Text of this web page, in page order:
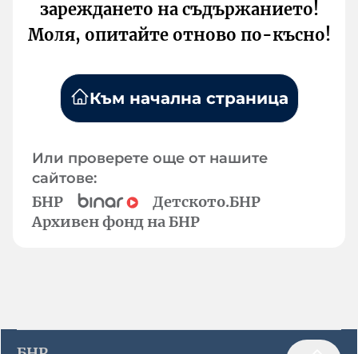
зареждането на съдържанието!
Моля, опитайте отново по-късно!
Към начална страница
Или проверете още от нашите
сайтове:
БНР
Детското.БНР
Архивен фонд на БНР